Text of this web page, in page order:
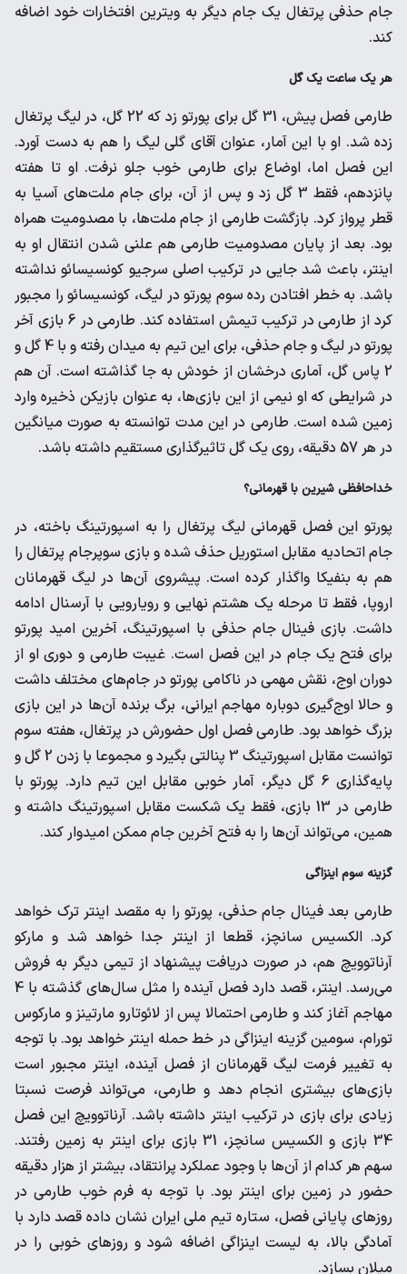
جام حذفی پرتغال یک جام دیگر به ویترین افتخارات خود اضافه
کند.
هر یک ساعت یک گل
طارمی فصل پیش، 31 گل برای پورتو زد که 22 گل، در لیگ پرتغال
زده شد. او با این آمار، عنوان آقای گلی لیگ را هم به دست آورد.
این فصل اما، اوضاع برای طارمی خوب جلو نرفت. او تا هفته
پانزدهم، فقط 3 گل زد و پس از آن، برای جام ملت‌های آسیا به
قطر پرواز کرد. بازگشت طارمی از جام ملت‌ها، با مصدومیت همراه
بود. بعد از پایان مصدومیت طارمی هم علنی شدن انتقال او به
اینتر، باعث شد جایی در ترکیب اصلی سرجیو کونسیسائو نداشته
باشد. به خطر افتادن رده سوم پورتو در لیگ، کونسیسائو را مجبور
کرد از طارمی در ترکیب تیمش استفاده کند. طارمی در 6 بازی آخر
پورتو در لیگ و جام حذفی، برای این تیم به میدان رفته و با 4 گل و
2 پاس گل، آماری درخشان از خودش به جا گذاشته است. آن هم
در شرایطی که او نیمی از این بازی‌ها، به عنوان بازیکن ذخیره وارد
زمین شده است. طارمی در این مدت توانسته به صورت میانگین
در هر 57 دقیقه، روی یک گل تاثیرگذاری مستقیم داشته باشد.
خداحافظی شیرین با قهرمانی؟
پورتو این فصل قهرمانی لیگ پرتغال را به اسپورتینگ باخته، در
جام اتحادیه مقابل استوریل حذف شده و بازی سوپرجام پرتغال را
هم به بنفیکا واگذار کرده است. پیشروی آن‌ها در لیگ قهرمانان
اروپا، فقط تا مرحله یک هشتم نهایی و رویارویی با آرسنال ادامه
داشت. بازی فینال جام حذفی با اسپورتینگ، آخرین امید پورتو
برای فتح یک جام در این فصل است. غیبت طارمی و دوری او از
دوران اوج، نقش مهمی در ناکامی پورتو در جام‌های مختلف داشت
و حالا اوج‌گیری دوباره مهاجم ایرانی، برگ برنده آن‌ها در این بازی
بزرگ خواهد بود. طارمی فصل اول حضورش در پرتغال، هفته سوم
توانست مقابل اسپورتینگ 3 پنالتی بگیرد و مجموعا با زدن 2 گل و
پایه‌گذاری 6 گل دیگر، آمار خوبی مقابل این تیم دارد. پورتو با
طارمی در 13 بازی، فقط یک شکست مقابل اسپورتینگ داشته و
همین، می‌تواند آن‌ها را به فتح آخرین جام ممکن امیدوار کند.
گزینه سوم اینزاگی
طارمی بعد فینال جام حذفی، پورتو را به مقصد اینتر ترک خواهد
کرد. الکسیس سانچز، قطعا از اینتر جدا خواهد شد و مارکو
آرناتوویچ هم، در صورت دریافت پیشنهاد از تیمی دیگر به فروش
می‌رسد. اینتر، قصد دارد فصل آینده را مثل سال‌های گذشته با 4
مهاجم آغاز کند و طارمی احتمالا پس از لائوتارو مارتینز و مارکوس
تورام، سومین گزینه اینزاگی در خط حمله اینتر خواهد بود. با توجه
به تغییر فرمت لیگ قهرمانان از فصل آینده، اینتر مجبور است
بازی‌های بیشتری انجام دهد و طارمی، می‌تواند فرصت نسبتا
زیادی برای بازی در ترکیب اینتر داشته باشد. آرناتوویچ این فصل
34 بازی و الکسیس سانچز، 31 بازی برای اینتر به زمین رفتند.
سهم هر کدام از آن‌ها با وجود عملکرد پرانتقاد، بیشتر از هزار دقیقه
حضور در زمین برای اینتر بود. با توجه به فرم خوب طارمی در
روزهای پایانی فصل، ستاره تیم ملی ایران نشان داده قصد دارد با
آمادگی بالا، به لیست اینزاگی اضافه شود و روزهای خوبی را در
میلان بسازد.